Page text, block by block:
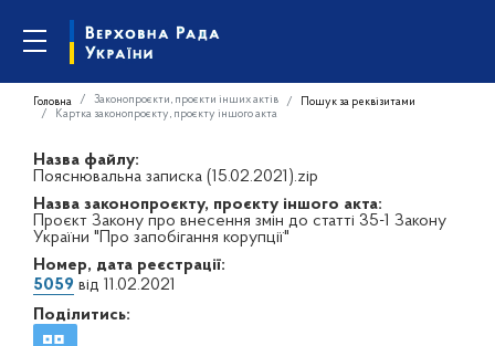
Головна Законопроєкти, проєкти інших актів
Пошук за реквізитами
Картка законопроєкту, проєкту іншого акта
Назва файлу:
Пояснювальна записка (15.02.2021).zip
Назва законопроєкту, проєкту іншого акта:
Проєкт Закону про внесення змін до статті 35-1 Закону
України "Про запобігання корупції"
Номер, дата реєстрації:
5059 від 11.02.2021
Поділитись: